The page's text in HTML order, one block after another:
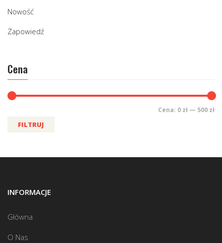
Nowość
Zapowiedź
Cena
FILTRUJ
Cena: 0 zł — 500 zł
INFORMACJE
Główna
O Nas